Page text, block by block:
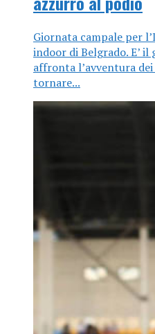
Giornata campale per
indoor di Belgrado. E’
affronta l’avventura
tornare...